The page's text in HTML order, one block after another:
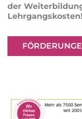
der
Lehrgangskosten!